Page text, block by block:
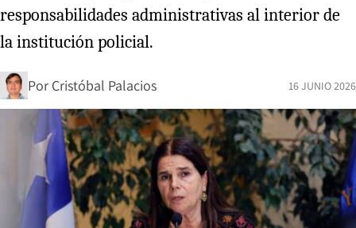
responsabilidades administrativas al interior de
la institución policial.
Por Cristóbal Palacios 16 JUNIO 2026